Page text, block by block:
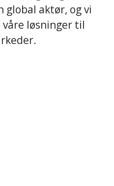
global aktør, og vi
løsninger til